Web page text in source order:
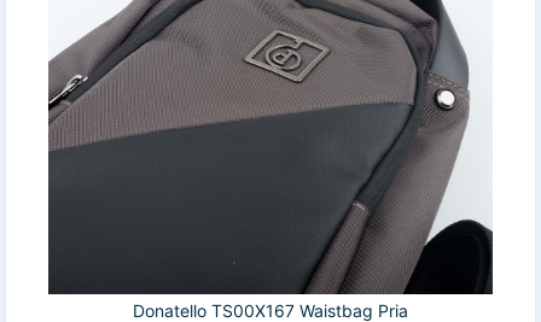
Donatello TS00X167 Waistbag Pria